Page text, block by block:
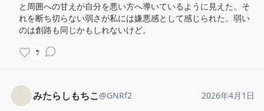
と周囲への甘えが自分を悪い方へ導いているように見えた。そ
れを断ち切らない弱さが私には嫌悪感として感じられた。弱い
のは創路も同じかもしれないけど。
みたらしもちこ@GNRf2 2026年4月1日